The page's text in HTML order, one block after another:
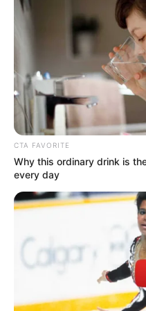
αντιδράσεις. Αυτό
προκαλέσει πίεση
άνθρωπο και θα
αυτό θα πρέπει,
συνεχίσεις μια
αποφασίσει να
σου.
Κάθε πότε κληρώνει
Ημέρες και ώρα
Συντάξεις
πληρωμή;
CTA FAVORITE
Why this ordinary drink is
every day